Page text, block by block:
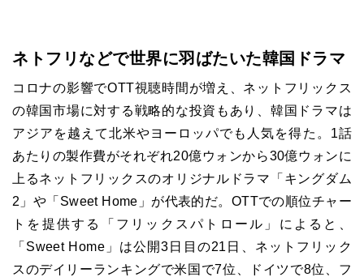
ネトフリなどで世界に羽ばたいた韓国ドラマ
コロナの影響でOTT視聴時間が増え、ネットフリックス
の韓国市場に対する戦略的な投資もあり、韓国ドラマは
アジアを越えて北米やヨーロッパでも人気を得た。1話
あたりの製作費がそれぞれ20億ウォンから30億ウォンに
上るネットフリックスのオリジナルドラマ「キングダム
2」や「 Sweet Home 」が代表的だ。 OTTでの順位チャー
トを提供する「フリックスパトロール」によると、
「 Sweet Home」は公開3日目の21日、ネットフリック
スのデイリーランキングで米国で7位、ドイツで8位、フ